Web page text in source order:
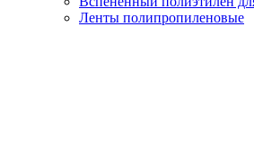
Ленты полипропиленовые